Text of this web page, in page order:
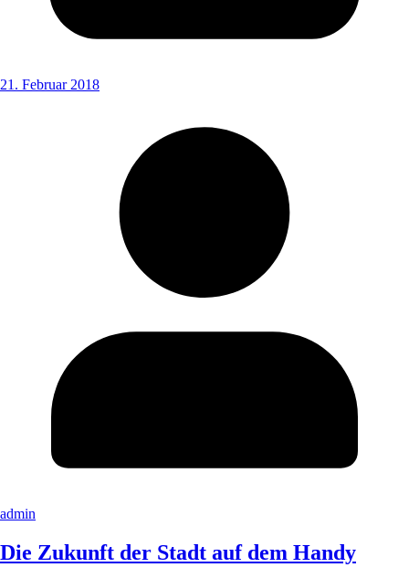
21. Februar 2018
admin
Die Zukunft der Stadt auf dem Handy